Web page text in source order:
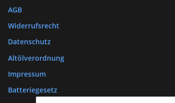
AGB
Widerrufsrecht
Datenschutz
Altölverordnung
Impressum
Batteriegesetz